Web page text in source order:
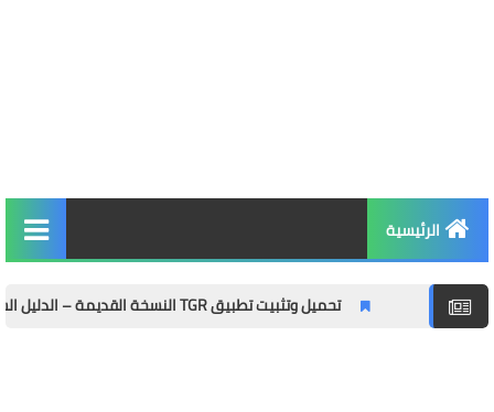
الرئيسية
تحميل وتثبيت تطبيق TGR النسخة القديمة – الدليل الشامل مع المميزات وطريقة التثبيت خطوة بخطوة